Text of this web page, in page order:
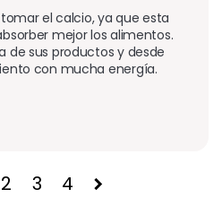
el calcio, ya que esta
mejor los alimentos.
de sus productos y desde
con mucha energía.
2 3 4 chevron_right